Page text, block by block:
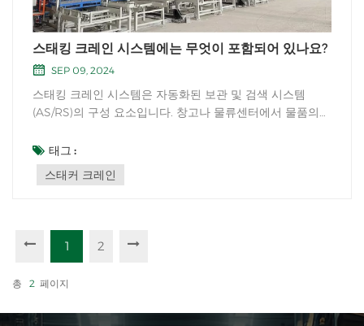
스태킹 크레인 시스템에는 무엇이 포함되어 있나요?
SEP 09, 2024
스태킹 크레인 시스템은 자동화된 보관 및 검색 시스템
(AS/RS)의 구성 요소입니다. 창고나 물류센터에서 물품의
인 시스템의 주요 구성 요소는 다음과 같습니다. 스태커 크
레인: 창고의 보관 통로 내에서 작동하는 특수 유형의 자재
취급 크레인입니다. 통...
태그 :
스태커 크레인
1 2
총 2 페이지